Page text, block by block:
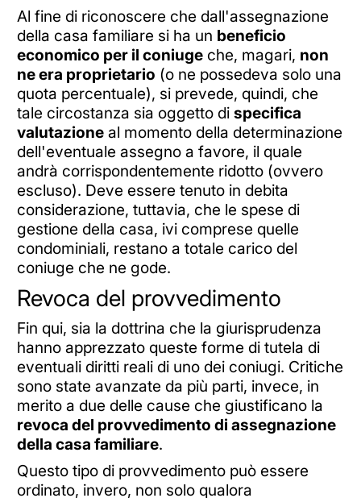
Al fine di riconoscere che dall'assegnazione
della casa familiare si ha un beneficio
economico per il coniugeche, magari, non
ne era proprietario (o ne possedeva solo una
quota percentuale), si prevede, quindi, che
tale circostanza sia oggetto di specifica
valutazioneal momento della determinazione
dell'eventuale assegno a favore, il quale
andrà corrispondentemente ridotto (ovvero
escluso). Deve essere tenuto in debita
considerazione, tuttavia, che le spese di
gestione della casa, ivi comprese quelle
condominiali, restano a totale carico del
coniuge che ne gode.
Revoca del provvedimento
Fin qui, sia la dottrina che la giurisprudenza
hanno apprezzato queste forme di tutela di
eventuali diritti reali di uno dei coniugi. Critiche
sono state avanzate da più parti, invece, in
merito a due delle cause che giustificano la
revoca del provvedimento di assegnazione
della casa familiare.
Questo tipo di provvedimento può essere
ordinato, invero, non solo qualora